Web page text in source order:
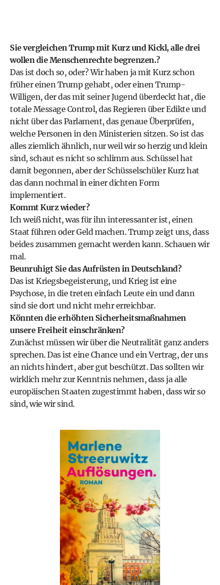
Sie vergleichen Trump mit Kurz und Kickl, alle drei
wollen die Menschenrechte begrenzen.?
Das ist doch so, oder? Wir haben ja mit Kurz schon
früher einen Trump gehabt, oder einen Trump-
Willigen, der das mit seiner Jugend überdeckt hat, die
totale Message Control, das Regieren über Edikte und
nicht über das Parlament, das genaue Überprüfen,
welche Personen in den Ministerien sitzen. So ist das
alles ziemlich ähnlich, nur weil wir so herzig und klein
sind, schaut es nicht so schlimm aus. Schüssel hat
damit begonnen, aber der Schüsselschüler Kurz hat
das dann nochmal in einer dichten Form
implementiert.
Kommt Kurz wieder?
Ich weiß nicht, was für ihn interessanter ist, einen
Staat führen oder Geld machen. Trump zeigt uns, dass
beides zusammen gemacht werden kann. Schauen wir
mal.
Beunruhigt Sie das Aufrüsten in Deutschland?
Das ist Kriegsbegeisterung, und Krieg ist eine
Psychose, in die treten einfach Leute ein und dann
sind sie dort und nicht mehr erreichbar.
Könnten die erhöhten Sicherheitsmaßnahmen
unsere Freiheit einschränken?
Zunächst müssen wir über die Neutralität ganz anders
sprechen. Das ist eine Chance und ein Vertrag, der uns
an nichts hindert, aber gut beschützt. Das sollten wir
wirklich mehr zur Kenntnis nehmen, dass ja alle
europäischen Staaten zugestimmt haben, dass wir so
sind, wie wir sind.